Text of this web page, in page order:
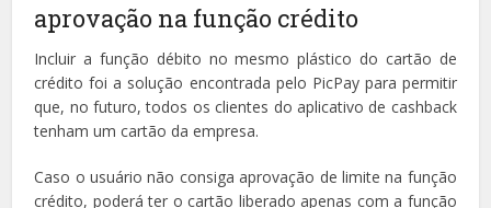
aprovação na função crédito
Incluir a função débito no mesmo plástico do cartão de
crédito foi a solução encontrada pelo PicPay para permitir
que, no futuro, todos os clientes do aplicativo de cashback
tenham um cartão da empresa.
Caso o usuário não consiga aprovação de limite na função
crédito, poderá ter o cartão liberado apenas com a função